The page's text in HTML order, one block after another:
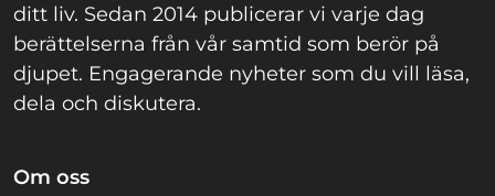
ditt liv. Sedan 2014 publicerar vi varje dag
berättelserna från vår samtid som berör på
djupet. Engagerande nyheter som du vill läsa,
dela och diskutera.
Om oss